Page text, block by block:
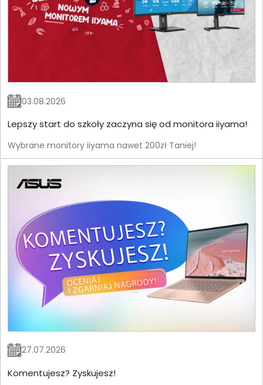
03.08.2026
Lepszy start do szkoły zaczyna się od monitora iiyama!
Wybrane monitory iiyama nawet 200zł Taniej!
27.07.2026
Komentujesz? Zyskujesz!